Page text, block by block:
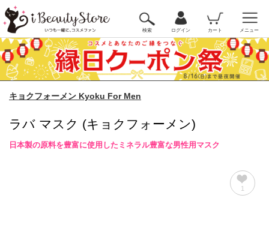
検索 ログイン カート メニュー
キョクフォーメン Kyoku For Men
ラバ マスク (キョクフォーメン)
日本製の原料を豊富に使用したミネラル豊富な男性用マスク
1